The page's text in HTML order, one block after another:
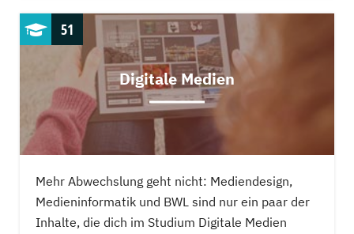
Digitale Medien
51
Mehr Abwechslung geht nicht: Mediendesign,
Medieninformatik und BWL sind nur ein paar der
Inhalte, die dich im Studium Digitale Medien